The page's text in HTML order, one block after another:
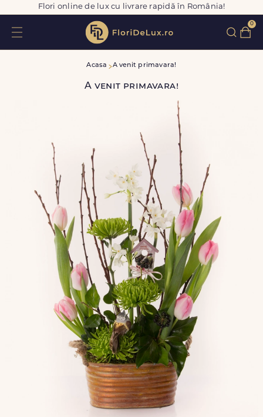
Flori online de lux cu livrare rapidă în România!
0
Acasa A venit primavara!
A venit primavara!